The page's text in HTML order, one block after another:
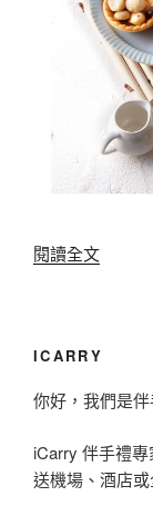
閱讀全文〈
大
人
回
ICARRY
你好，我們是伴
iCarry 伴手禮
送機場、酒店或